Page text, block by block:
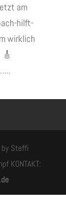
am
hilft-
wirklich
Steffi
KONTAKT: